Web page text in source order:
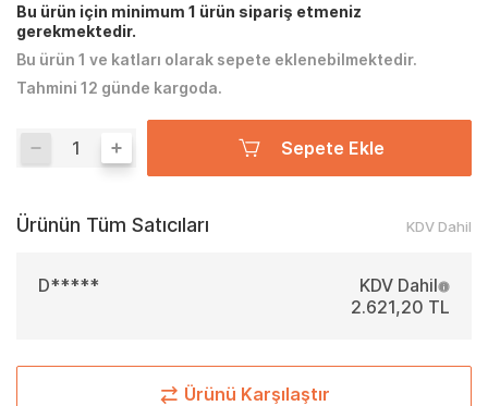
Bu ürün için minimum 1 ürün sipariş etmeniz
gerekmektedir.
Bu ürün 1 ve katları olarak sepete eklenebilmektedir.
Tahmini 12 günde kargoda.
Sepete Ekle
Ürünün Tüm Satıcıları KDV Dahil
D*****
KDV Dahil
2.621,20 TL
Ürünü Karşılaştır